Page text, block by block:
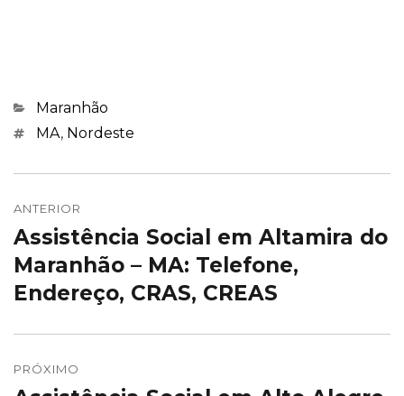
Categorias
Maranhão
Marcações
MA, Nordeste
de
Post
ANTERIOR
Post
anterior:
Assistência Social em Altamira do
Maranhão – MA: Telefone,
Endereço, CRAS, CREAS
PRÓXIMO